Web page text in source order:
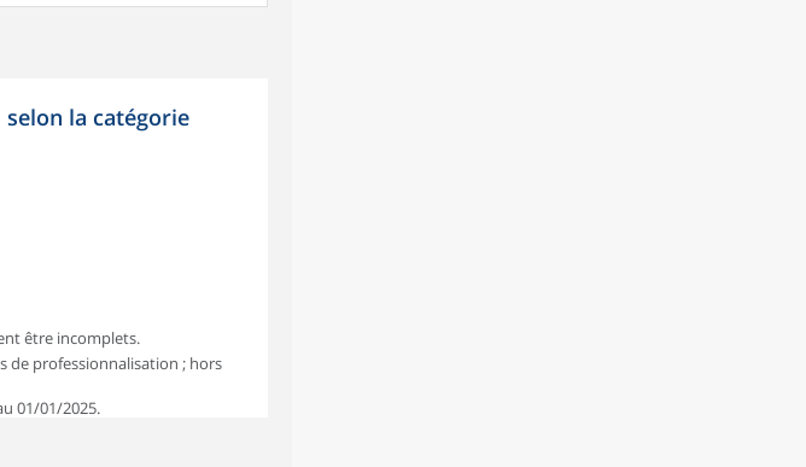
selon la catégorie
être incomplets.
de professionnalisation ; hors
01/01/2025.